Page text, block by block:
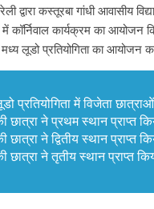
द्वारा कस्तूरबा गांधी आवासीय
कॉर्निवाल कार्यक्रम का आयोजन
लूडो प्रतियोगिता का आयोजन
प्रतियोगिता में विजेता
छात्रा ने प्रथम स्थान प्राप्त
छात्रा ने द्वितीय स्थान प्राप्त
छात्रा ने तृतीय स्थान प्राप्त